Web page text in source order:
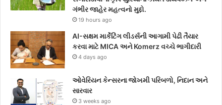
o
k
a
ગંભીર જાહેર મહત્વનો મુદ્દો.
19 hours ago
AI-સક્ષમ માર્કેટિંગ લીડર્સની આગામી પેઢી તૈયાર
કરવા માટે MICA અને Komerz વચ્ચે ભાગીદારી
4 days ago
ઓવેરિયન કેન્સરના જોખમી પરિબળો, નિદાન અને
સારવાર
3 weeks ago